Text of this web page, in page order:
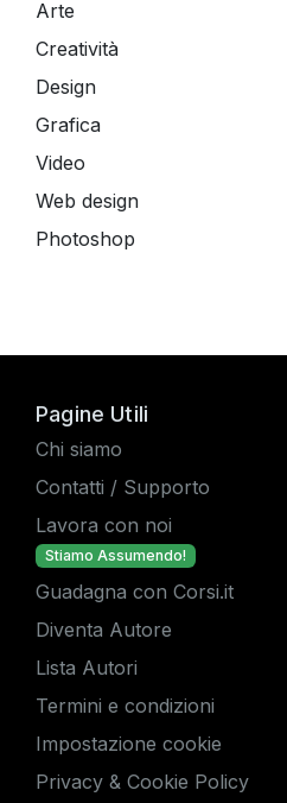
Arte
Creatività
Design
Grafica
Video
Web design
Photoshop
Pagine Utili
Chi siamo
Contatti / Supporto
Lavora con noi
Stiamo Assumendo!
Guadagna con Corsi.it
Diventa Autore
Lista Autori
Termini e condizioni
Impostazione cookie
Privacy & Cookie Policy